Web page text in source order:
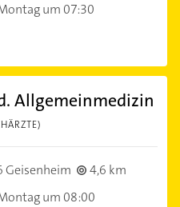
um 07:30
Allgemeinmedizin
Geisenheim
4,6 km
um 08:00